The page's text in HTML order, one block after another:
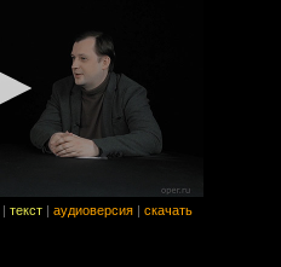
текст аудиоверсия скачать